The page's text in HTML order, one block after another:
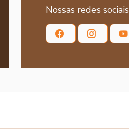
Nossas redes sociais